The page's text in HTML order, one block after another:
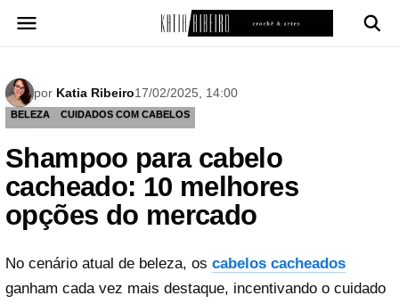
para
por Katia Ribeiro17/02/2025, 14:00
BELEZA CUIDADOS COM CABELOS
Shampoo para cabelo
cacheado: 10 melhores
opções do mercado
No cenário atual de beleza, os cabelos cacheados
ganham cada vez mais destaque, incentivando o cuidado